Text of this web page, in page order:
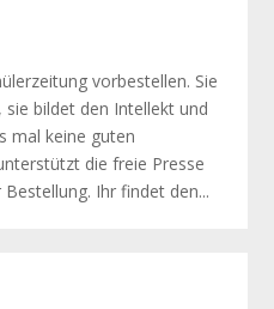
vorbestellen. Sie
bildet den Intellekt und
mal keine guten
die freie Presse
Ihr findet den...